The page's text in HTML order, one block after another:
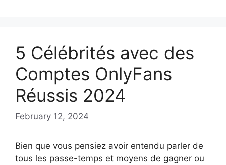
5 Célébrités avec des
Comptes OnlyFans
Réussis 2024
February 12, 2024
Bien que vous pensiez avoir entendu parler de
tous les passe-temps et moyens de gagner ou